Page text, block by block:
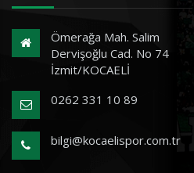
Ömerağa Mah. Salim
Dervişoğlu Cad. No 74
İzmit/KOCAELİ
0262 331 10 89
bilgi@kocaelispor.com.tr